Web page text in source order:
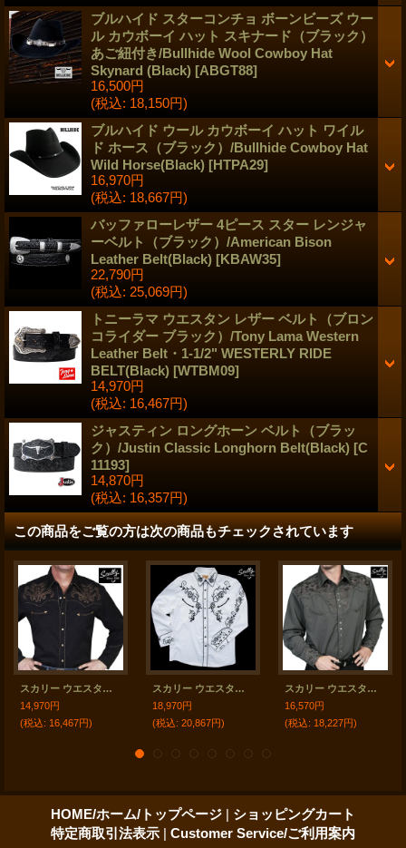
ブルハイド スターコンチョ ボーンビーズ ウー
ル カウボーイ ハット スキナード（ブラック）
あご紐付き/Bullhide Wool Cowboy Hat
Skynard (Black) [ABGT88]
16,500円
(税込: 18,150円)
ブルハイド ウール カウボーイ ハット ワイル
ド ホース（ブラック）/Bullhide Cowboy Hat
Wild Horse(Black) [HTPA29]
16,970円
(税込: 18,667円)
バッファローレザー 4ピース スター レンジャ
ーベルト（ブラック）/American Bison
Leather Belt(Black) [KBAW35]
22,790円
(税込: 25,069円)
トニーラマ ウエスタン レザー ベルト（ブロン
コライダー ブラック）/Tony Lama Western
Leather Belt・1-1/2" WESTERLY RIDE
BELT(Black) [WTBM09]
14,970円
(税込: 16,467円)
ジャスティン ロングホーン ベルト（ブラッ
ク）/Justin Classic Longhorn Belt(Black) [C
11193]
14,870円
(税込: 16,357円)
この商品をご覧の方は次の商品もチェックされています
スカリー ウエスタン刺繍シャツ アローブーツステッチ（長袖/ブラック）大きいサイズ L（身幅約63cm）/Scully Long Sleeve Embroidered Western Shirt(Men's)
14,970円
(税込: 16,467円)
スカリー ウエスタン 刺繍 シャツ（長袖/ホワイト・ブラック）/Scully Long Sleeve Embroidered Western Shirt
18,970円
(税込: 20,867円)
スカリー ウエスタン 刺繍 シャツ（長袖/チャコール）/Scully Long Sleeve Embroidered Western Shirt(Men's)
16,570円
(税込: 18,227円)
HOME/ホーム/トップページ | ショッピングカート
特定商取引法表示 | Customer Service/ご利用案内